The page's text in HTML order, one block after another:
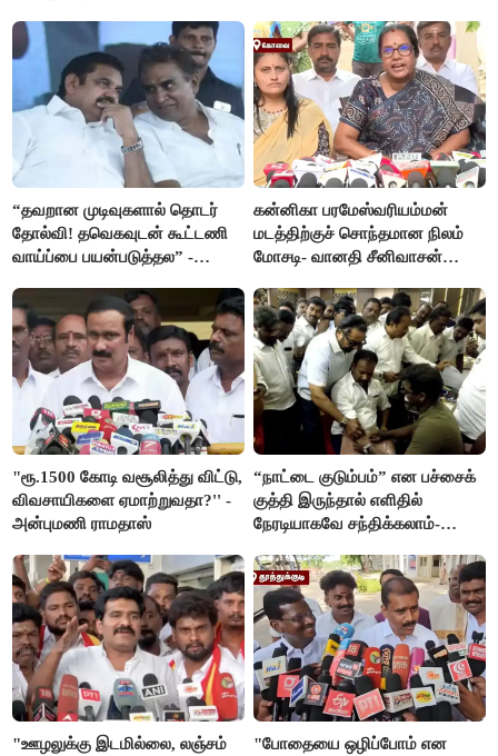
“தவறான முடிவுகளால் தொடர்
தோல்வி! தவெகவுடன் கூட்டணி
வாய்ப்பை பயன்படுத்தல” -
கன்னிகா பரமேஸ்வரியம்மன்
மடத்திற்குச் சொந்தமான நிலம்
மோசடி- வானதி சீனிவாசன்
"ரூ.1500 கோடி வசூலித்து விட்டு,
விவசாயிகளை ஏமாற்றுவதா?'' -
அன்புமணி ராமதாஸ்
“நாட்டை குடும்பம்” என பச்சைக்
குத்தி இருந்தால் எளிதில்
நேரடியாகவே சந்திக்கலாம்-
"ஊழலுக்கு இடமில்லை, லஞ்சம்
"போதையை ஒழிப்போம் என